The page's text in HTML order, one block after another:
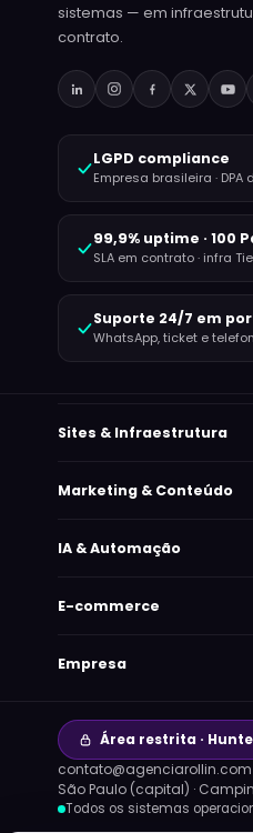
sistemas — em
contrato.
LGPD compliance
Empresa brasileira · DPA
99,9% uptime · 100
SLA em contrato · infra
Suporte 24/7 em
WhatsApp, ticket e
Sites & Infraestrutura
Marketing & Conteúdo
IA & Automação
E-commerce
Empresa
Área restrita ·
contato@agenciarollin.com
São Paulo (capital) ·
Todos os sistemas
Lana
Online agora ·